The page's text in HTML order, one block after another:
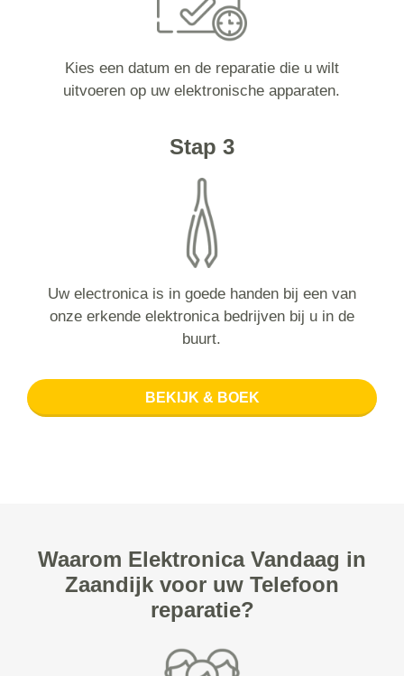
Kies een datum en de reparatie die u wilt
uitvoeren op uw elektronische apparaten.
Stap 3
Uw electronica is in goede handen bij een van
onze erkende elektronica bedrijven bij u in de
buurt.
BEKIJK & BOEK
Waarom Elektronica Vandaag in
Zaandijk voor uw Telefoon
reparatie?